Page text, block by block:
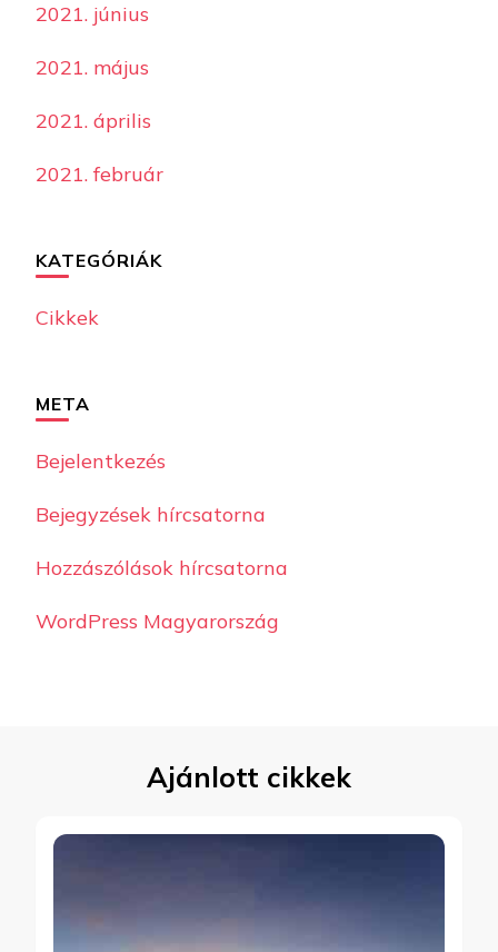
2021. június
2021. május
2021. április
2021. február
KATEGÓRIÁK
Cikkek
META
Bejelentkezés
Bejegyzések hírcsatorna
Hozzászólások hírcsatorna
WordPress Magyarország
Ajánlott cikkek